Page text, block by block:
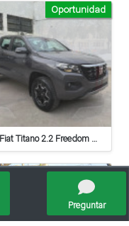
Fiat Titano 2.2 Freedom Plus At
Oportunidad
Preguntar